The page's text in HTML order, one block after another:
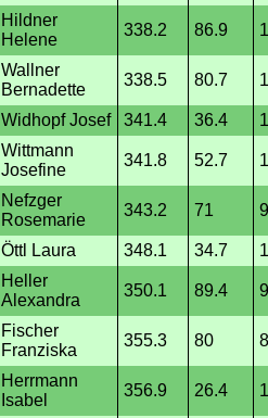
Hildner
Helene
338.2 86.9
Wallner
Bernadette
338.5 80.7
Widhopf Josef 341.4 36.4
Wittmann
Josefine
341.8 52.7
Nefzger
Rosemarie
343.2 71
Öttl Laura 348.1 34.7
Heller
Alexandra
350.1 89.4
Fischer
Franziska
355.3 80
Herrmann
Isabel
356.9 26.4